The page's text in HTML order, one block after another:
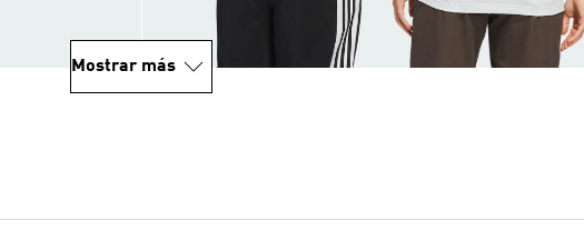
Mostrar más